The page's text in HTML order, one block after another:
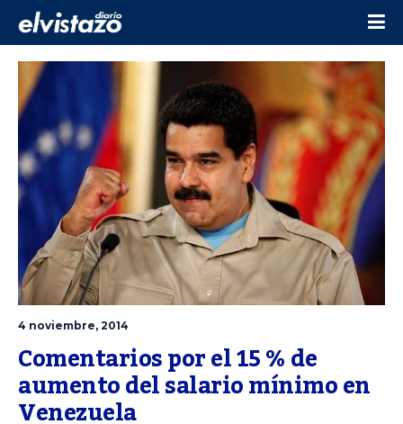
4 noviembre, 2014
Comentarios por el 15 % de
aumento del salario mínimo en
Venezuela